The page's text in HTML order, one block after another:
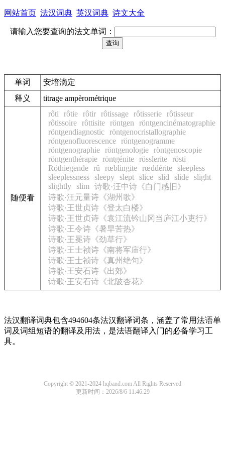
网站首页 法汉词典 英汉词典 诗文大全
请输入您要查询的法文单词：
单词
安培滴定
释义
titrage ampèrométrique
随便看
rôti rôtie rôtir rôtissage rôtisserie rôtisseur
rôtissoire rôttisite röntgen
röntgencinématographie
röntgendiagnostic röntgenocristallographie
röntgenofluorescence röntgenogramme
röntgenographie röntgenologie röntgenoscopie
röntgenthérapie röntgénite rösslerite rösti
Röthiegende rû rœblingite rœddérite sleepless
sleeplessness sleepy slept slice slid slide slight
slightly slim
诗歌·汪中诗《白门感旧》
诗歌·汪元量诗《湖州歌》
诗歌·王世贞诗《登太白楼》
诗歌·王世贞诗《袁江流钤山冈当庐江小吏行》
诗歌·王令诗《暑旱苦热》
诗歌·王冕诗《劲草行》
诗歌·王士祯诗《南将军庙行》
诗歌·王士祯诗《真州绝句》
诗歌·王安石诗《出郊》
诗歌·王安石诗《北陂杏花》
法汉翻译词典包含494604条法汉翻译词条，涵盖了常用法语单
词及词组短语的翻译及用法，是法语翻译入门的必备学习工
具。
Copyright © 2021-2024 hqband.com All Rights Reserved
更新时间：2026/8/6 11:46:29